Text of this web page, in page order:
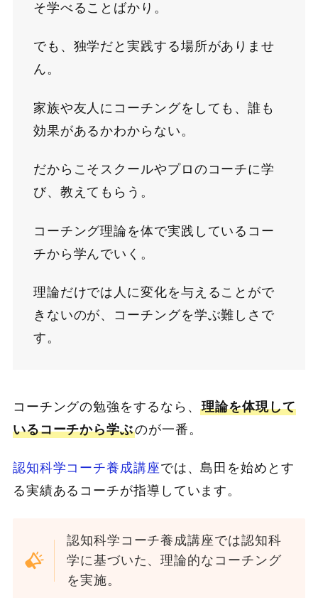
そ学べることばかり。
でも、独学だと実践する場所がありませ
ん。
家族や友人にコーチングをしても、誰も
効果があるかわからない。
だからこそスクールやプロのコーチに学
び、教えてもらう。
コーチング理論を体で実践しているコー
チから学んでいく。
理論だけでは人に変化を与えることがで
きないのが、コーチングを学ぶ難しさで
す。
コーチングの勉強をするなら、理論を体現して
いるコーチから学ぶのが一番。
認知科学コーチ養成講座では、島田を始めとす
る実績あるコーチが指導しています。
認知科学コーチ養成講座では認知科
学に基づいた、理論的なコーチング
を実施。